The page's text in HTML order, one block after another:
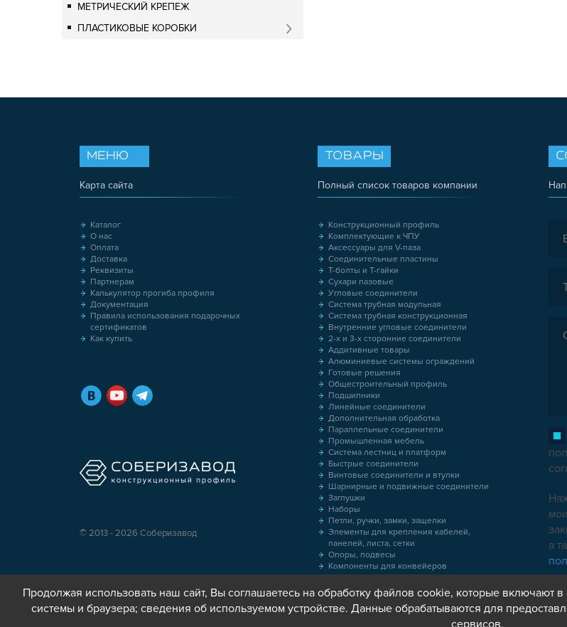
МЕТРИЧЕСКИЙ КРЕПЕЖ
ПЛАСТИКОВЫЕ КОРОБКИ
а
ТОВАРЫ
Полный список товаров компании
Конструкционный профиль
Комплектующие к ЧПУ
Аксессуары для V-паза
Соединительные пластины
Т-болты и Т-гайки
Сухари пазовые
Угловые соединители
Система трубная модульная
Система трубная конструкционная
Внутренние угловые соединители
2-х и 3-х сторонние соединители
Аддитивные товары
Алюминиевые системы ограждений
Готовые решения
Общестроительный профиль
Подшипники
Линейные соединители
Дополнительная обработка
Параллельные соединители
Промышленная мебель
Система лестниц и платформ
Быстрые соединители
Винтовые соединители и втулки
Шарнирные и подвижные соединители
Заглушки
Наборы
Петли, ручки, замки, защелки
Элементы для крепления кабелей,
панелей, листа, сетки
Опоры, подвесы
Компоненты для конвейеров
Колёса
Оснастка
Метрический крепеж
Пластиковые коробки
МЕНЮ
Карта сайта
Каталог
О нас
Оплата
Доставка
Реквизиты
Партнерам
Калькулятор прогиба профиля
Документация
Правила использования подарочных
сертификатов
Как купить
© 2013 - 2026 Соберизавод
Продолжая использовать наш сайт, Вы соглашаетесь на обработку файлов cookie, которые
системы и браузера; сведения об используемом устройстве. Данные обрабатываются для
сервисов.